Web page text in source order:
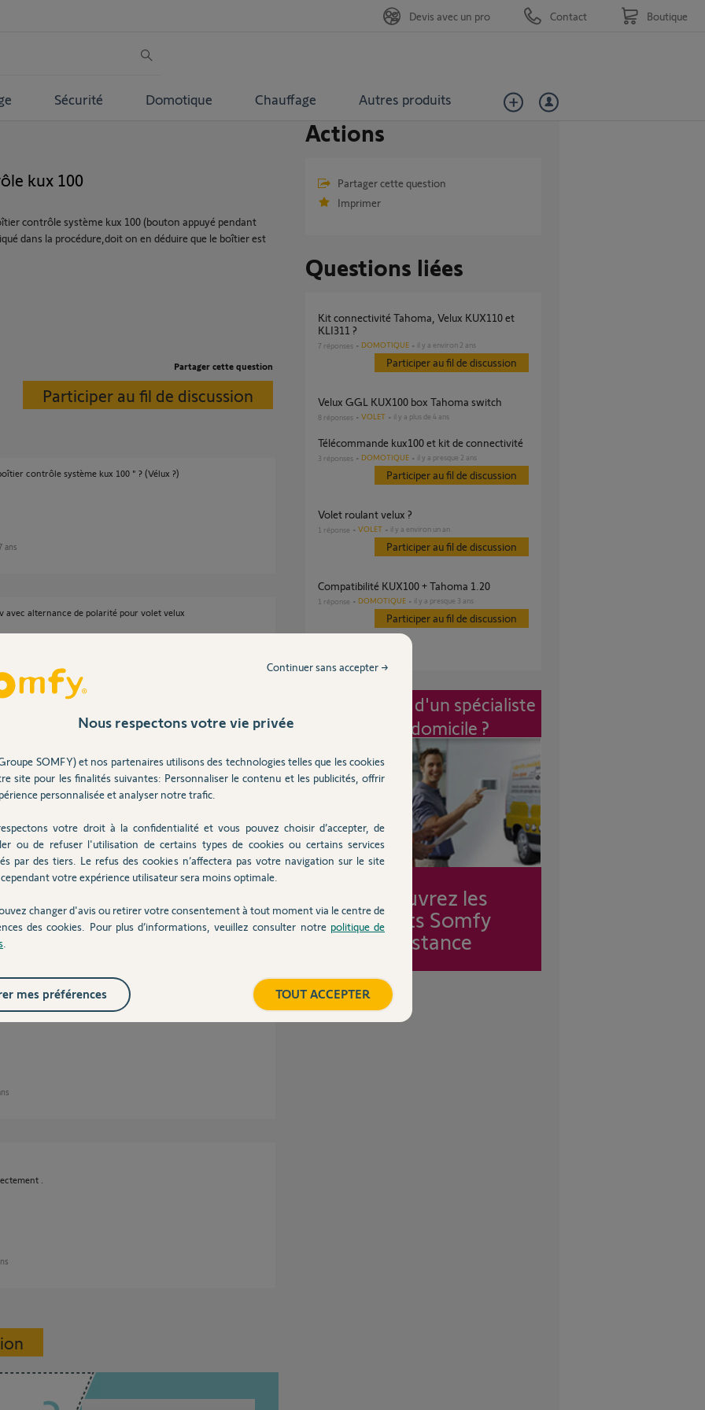
Sécurité Domotique Chauffage Autres produits
Devis avec un pro Contact Boutique
kux 100
contrôle système kux 100 (bouton appuyé pendant
dans la procédure,doit on en déduire que le boîtier est
Partager cette question
Participer au fil de discussion
contrôle système kux 100 " ? (Vélux ?)
ans
alternance de polarité pour volet velux
sinon attendez ici, on ne sait jamais,
ans
ne réagit pas du tout
.
Actions
Partager cette question
Imprimer
Questions liées
Kit connectivité Tahoma, Velux KUX110 et
KLI311 ?
7 réponses DOMOTIQUE il y a environ 2 ans
Participer au fil de discussion
Velux GGL KUX100 box Tahoma switch
8 réponses VOLET il y a plus de 4 ans
Télécommande kux100 et kit de connectivité
3 réponses DOMOTIQUE il y a presque 2 ans
Participer au fil de discussion
Volet roulant velux ?
1 réponse VOLET il y a environ un an
Participer au fil de discussion
Compatibilité KUX100 + Tahoma 1.20
1 réponse DOMOTIQUE il y a presque 3 ans
Participer au fil de discussion
Intervention d'un spécialiste
à mon domicile ?
Découvrez les
forfaits Somfy
Assistance
Nous respectons votre vie privée
SOMFY) et nos partenaires utilisons des technologies telles que les cookies
site pour les finalités suivantes: Personnaliser le contenu et les publicités, offrir
personnalisée et analyser notre trafic.
votre droit à la confidentialité et vous pouvez choisir d’accepter, de
ou de refuser l'utilisation de certains types de cookies ou certains services
par des tiers. Le refus des cookies n’affectera pas votre navigation sur le site
votre expérience utilisateur sera moins optimale.
changer d'avis ou retirer votre consentement à tout moment via le centre de
des cookies. Pour plus d’informations, veuillez consulter notre politique de
Continuer sans accepter →
TOUT ACCEPTER
mes préférences